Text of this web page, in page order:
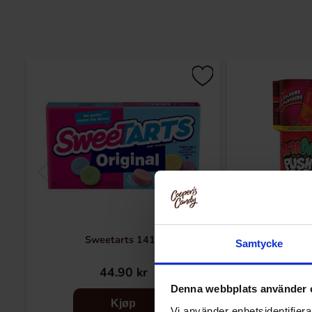
Samtycke
Denna webbplats använder
Sweetarts 141g
44.90 kr
Kjøp
Mega Push